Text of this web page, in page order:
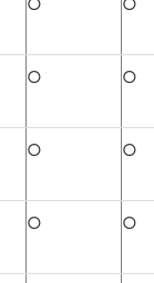
○ ○
○ ○
○ ○